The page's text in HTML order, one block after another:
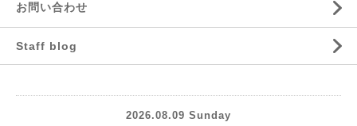
お問い合わせ
Staff blog
2026.08.09 Sunday